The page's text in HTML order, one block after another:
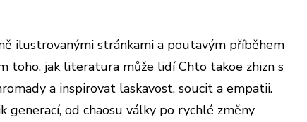
ilustrovanými stránkami a poutavým příběhem
toho, jak literatura může lidí Chto takoe zhizn s
a inspirovat laskavost, soucit a empatii.
generací, od chaosu války po rychlé změny